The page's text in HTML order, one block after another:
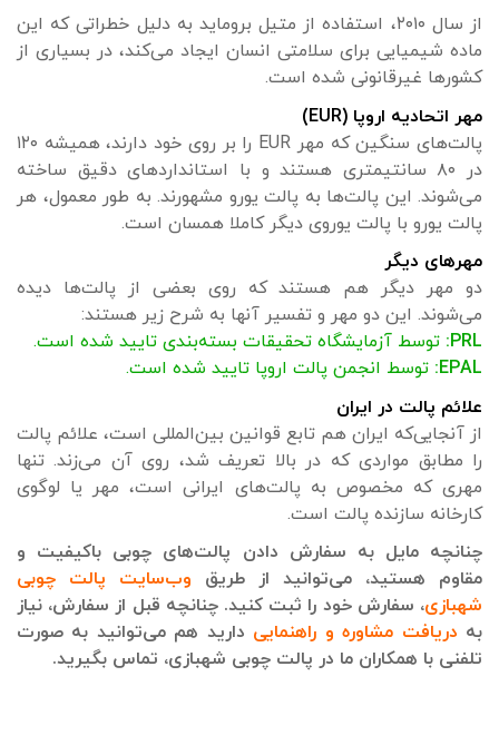
از سال ۲۰۱۰، استفاده از متیل بروماید به دلیل خطراتی که این
ماده شیمیایی برای سلامتی انسان ایجاد می‌کند، در بسیاری از
کشورها غیرقانونی شده است.
مهر اتحادیه اروپا (EUR)
پالت‌های سنگین که مهر EUR را بر روی خود دارند، همیشه ۱۲۰
در ۸۰ سانتیمتری هستند و با استانداردهای دقیق ساخته
می‌شوند. این پالت‌ها به پالت یورو مشهورند. به طور معمول، هر
پالت یورو با پالت یوروی دیگر کاملا همسان است.
مهرهای دیگر
دو مهر دیگر هم هستند که روی بعضی از پالت‌ها دیده
می‌شوند. این دو مهر و تفسیر آنها به شرح زیر هستند:
PRL: توسط آزمایشگاه تحقیقات بسته‌بندی تایید شده است.
EPAL: توسط انجمن پالت اروپا تایید شده است.
علائم پالت در ایران
از آنجایی‌که ایران هم تابع قوانین بین‌المللی است، علائم پالت
را مطابق مواردی که در بالا تعریف شد، روی آن می‌زند. تنها
مهری که مخصوص به پالت‌های ایرانی است، مهر یا لوگوی
کارخانه سازنده پالت است.
چنانچه مایل به سفارش دادن پالت‌های چوبی باکیفیت و
مقاوم هستید، می‌توانید از طریق
وب‌سایت پالت چوبی
شهبازی، سفارش خود را ثبت کنید. چنانچه قبل از سفارش، نیاز
به دریافت مشاوره و راهنمایی دارید هم می‌توانید به صورت
تلفنی با همکاران ما در پالت چوبی شهبازی، تماس بگیرید.